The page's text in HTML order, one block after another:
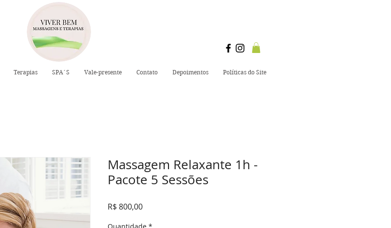
Terapias SPA´S Vale-presente Contato Depoimentos Políticas do Site
Massagem Relaxante 1h -
Pacote 5 Sessões
R$ 800,00Preço
Quantidade *